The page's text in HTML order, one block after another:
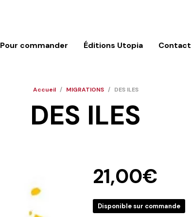
Pour commander Éditions Utopia Contact
Accueil / MIGRATIONS / DES ILES
DES ILES
21,00€
Disponible sur commande